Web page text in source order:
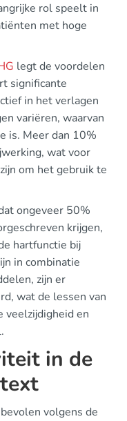
rol speelt in
met hoge
legt de voordelen
significante
in het verlagen
variëren, waarvan
is. Meer dan 10%
wat voor
om het gebruik te
ongeveer 50%
krijgen,
hartfunctie bij
in combinatie
zijn er
wat de lessen van
veelzijdigheid en
in de
volgens de